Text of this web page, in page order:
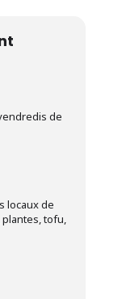
de
locaux de
tofu,